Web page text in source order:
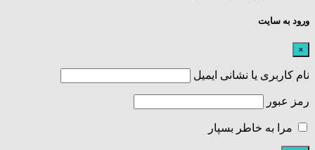
ورود به سایت
×
نام کاربری یا نشانی ایمیل
رمز عبور
مرا به خاطر بسپار